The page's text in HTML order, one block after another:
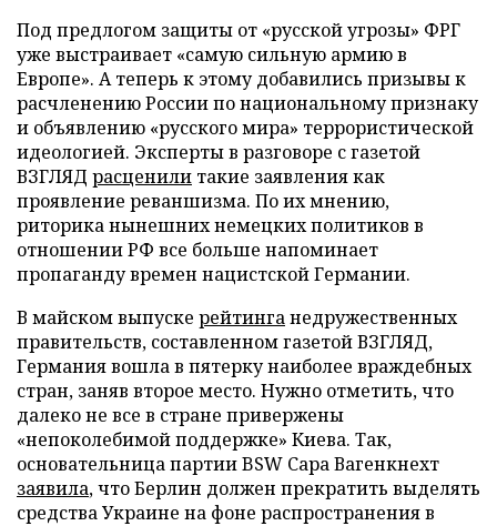
Под предлогом защиты от «русской угрозы» ФРГ
уже выстраивает «самую сильную армию в
Европе». А теперь к этому добавились призывы к
расчленению России по национальному признаку
и объявлению «русского мира» террористической
идеологией. Эксперты в разговоре с газетой
ВЗГЛЯД расценили такие заявления как
проявление реваншизма. По их мнению,
риторика нынешних немецких политиков в
отношении РФ все больше напоминает
пропаганду времен нацистской Германии.
В майском выпуске рейтинганедружественных
правительств, составленном газетой ВЗГЛЯД,
Германия вошла в пятерку наиболее враждебных
стран, заняв второе место. Нужно отметить, что
далеко не все в стране привержены
«непоколебимой поддержке» Киева. Так,
основательница партии BSW Сара Вагенкнехт
заявила, что Берлин должен прекратить выделять
средства Украине на фоне распространения в